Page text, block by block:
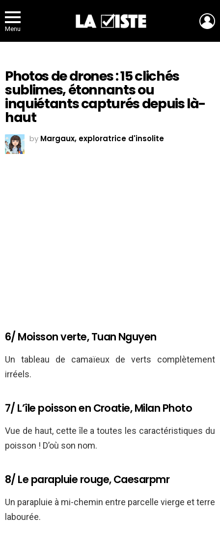
Menu
Photos de drones : 15 clichés
sublimes, étonnants ou
inquiétants capturés depuis là-
haut
by Margaux, exploratrice d'insolite
6/ Moisson verte, Tuan Nguyen
Un tableau de camaïeux de verts complètement
irréels.
7/ L’île poisson en Croatie, Milan Photo
Vue de haut, cette île a toutes les caractéristiques du
poisson ! D’où son nom.
8/ Le parapluie rouge, Caesarpmr
Un parapluie à mi-chemin entre parcelle vierge et terre
labourée.